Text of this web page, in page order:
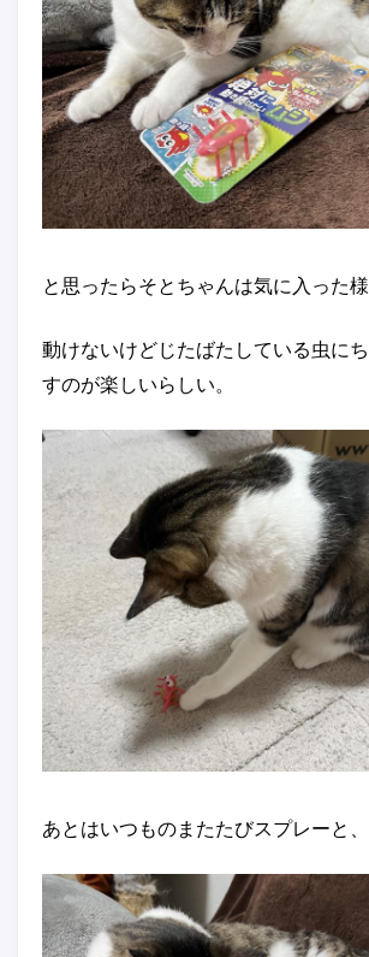
と思ったらそとちゃんは気に入った様
動けないけどじたばたしている虫に
すのが楽しいらしい。
あとはいつものまたたびスプレーと、